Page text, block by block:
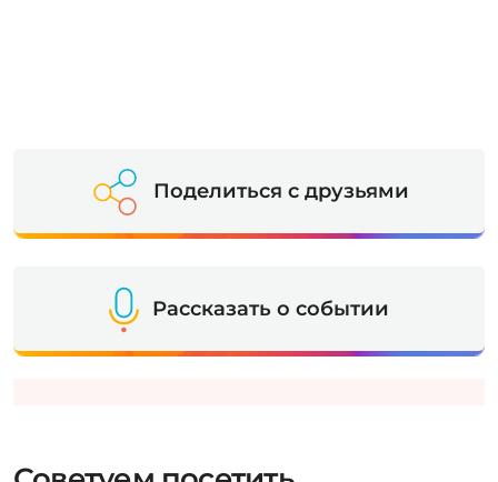
Поделиться с друзьями
Рассказать о событии